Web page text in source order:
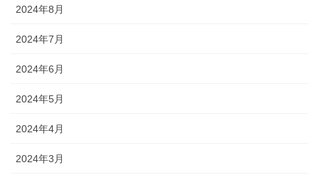
2024年8月
2024年7月
2024年6月
2024年5月
2024年4月
2024年3月